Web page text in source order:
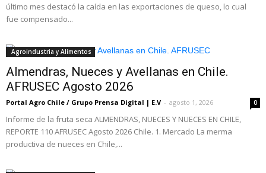
último mes destacó la caída en las exportaciones de queso, lo cual
fue compensado...
Agroindustria y Alimentos
Almendras, Nueces y Avellanas en Chile.
AFRUSEC Agosto 2026
Portal Agro Chile / Grupo Prensa Digital | E.V - agosto 1, 2026 0
Informe de la fruta seca ALMENDRAS, NUECES Y NUECES EN CHILE,
REPORTE 110 AFRUSEC Agosto 2026 Chile. 1. Mercado La merma
productiva de nueces en Chile,...